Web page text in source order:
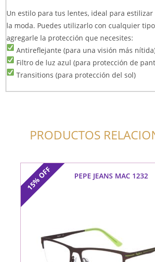
Un estilo para tus lentes, ideal para
la moda. Puedes utilizarlo con cualquier
agregarle la protección que necesites:
Antireflejante (para una visión más
Filtro de luz azul (para protección de
Transitions (para protección del sol)
PRODUCTOS
15%
OFF PEPE JEANS MAC 1232